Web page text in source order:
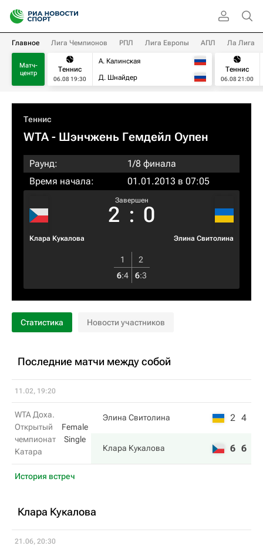
Главное Лига Чемпионов РПЛ Лига Европы АПЛ Ла Лига
Матч-
центр
Теннис
06.08 19:30
А. Калинская
Д. Шнайдер
Теннис
06.08 21:00
Теннис
WTA- Шэнчжень Гемдейл Оупен
Раунд:
1/8 финала
Время начала:
01.01.2013 в 07:05
Клара Кукалова
Завершен
2 : 0
Элина Свитолина
1
2
6:4 6:3
Статистика Новости участников
Последние матчи между собой
11.02, 19:20
WTA Доха.
Открытый
чемпионат
Катара
Female
Single
Элина Свитолина 2 4
Клара Кукалова 6 6
История встреч
Клара Кукалова
21.06, 20:30